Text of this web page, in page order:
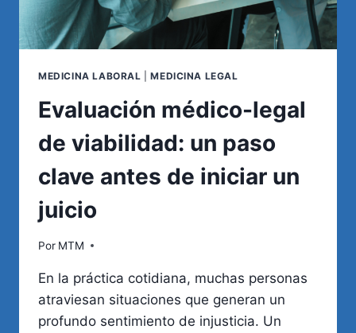
MEDICINA LABORAL |MEDICINA LEGAL
Evaluación médico-legal
de viabilidad: un paso
clave antes de iniciar un
juicio
Por MTM
En la práctica cotidiana, muchas personas
atraviesan situaciones que generan un
profundo sentimiento de injusticia. Un